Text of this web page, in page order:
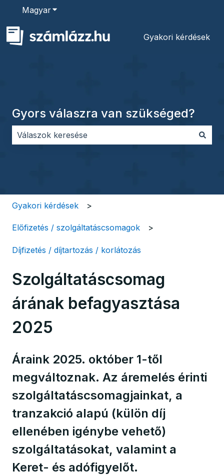
MagyarAlmenü megjelenítése fordításokhoz
Gyakori kérdések
Gyors válaszra van szükséged?
Gyakori kérdések
Előfizetés / szolgáltatáscsomagok
Díjfizetés / díjtartozás / korlátozás
Szolgáltatáscsomag
árának befagyasztása
2025
Áraink 2025. október 1-től
megváltoznak. Az áremelés érinti
szolgáltatáscsomagjainkat, a
tranzakció alapú (külön díj
ellenében igénybe vehető)
szolgáltatásokat, valamint a
Keret- és adófigyelőt.